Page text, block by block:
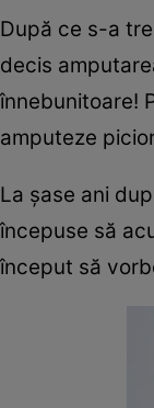
După ce s-a
decis
înnebunitoare!
amputeze
La șase ani
începuse să
început să